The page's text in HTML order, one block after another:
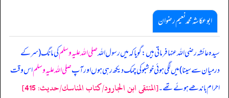
ابوعکاشہ محمد نعیم رضوان
سیدہ عائشہ رضی اللہ عنہا فرماتی ہیں: گویا کہ میں رسول اللہصلی اللہ علیہ وسلمکی مانگ (سر کے
درمیان سے سینا) میں لگی ہوئی خوشبو کی چمک دیکھ رہی ہوں اور آپصلی اللہ علیہ وسلماس وقت
احرام باندھے ہوئے تھے۔[المنتقى ابن الجارود/كتاب المناسك/حدیث: 415]